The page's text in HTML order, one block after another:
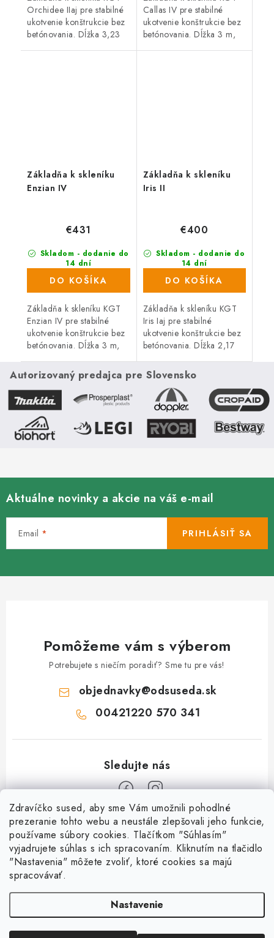
Zdravíčko sused, aby sme Vám umožnili pohodlné
prezeranie tohto webu a neustále zlepšovali jeho funkcie,
používame súbory cookies. Tlačítkom "Súhlasím"
vyjadrujete súhlas s ich spracovaním. Kliknutím na tlačidlo
"Nastavenia" môžete zvoliť, ktoré cookies sa majú
spracovávať.
Nastavenie
Orchidee IIaj pre stabilné
ukotvenie konštrukcie bez
betónovania. Dĺžka 3,23
Callas IV pre stabilné
ukotvenie konštrukcie bez
betónovania. Dĺžka 3 m,
Základňa k skleníku
Enzian IV
Skladom - dodanie do
14 dní
€431
DO KOŠÍKA
Základňa k skleníku KGT
Enzian IV pre stabilné
ukotvenie konštrukcie bez
betónovania. Dĺžka 3 m,
hliník. Kompatibilné s
radom KGT Enzian.
Základňa k skleníku
Iris II
Skladom - dodanie do
14 dní
€400
DO KOŠÍKA
Základňa k skleníku KGT
Iris Iaj pre stabilné
ukotvenie konštrukcie bez
betónovania. Dĺžka 2,17
hliník. Kompatibilné s
radom KGT Iris.
Autorizovaný predajca pre Slovensko
Aktuálne novinky a akcie na váš e-mail
Email PRIHLÁSIŤ SA
Pomôžeme vám s výberom
Potrebujete s niečím poradiť? Sme tu pre vás!
objednavky@odsuseda.sk
00421220 570 341
O nás
Kontakty
Susedov blog
Všetko o nákupe
Doprava a platba
Dokumenty